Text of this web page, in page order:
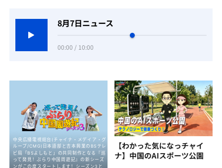
8月7日ニュース
00:00 / 10:00
【わかった気になっチャイ
ナ】中国のAIスポーツ公園